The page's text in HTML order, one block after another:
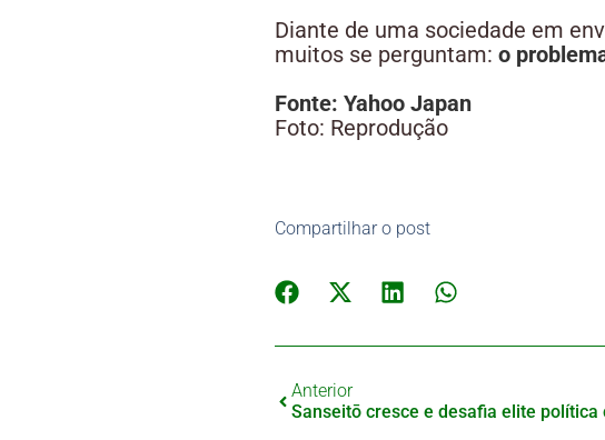
Diante de uma sociedade em
muitos se perguntam: o
Fonte: Yahoo Japan
Foto: Reprodução
Compartilhar o post
Anterior